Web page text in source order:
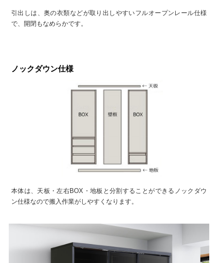
引出しは、奥の衣類などが取り出しやすいフルオープンレール仕様
で、開閉もなめらかです。
ノックダウン仕様
本体は、天板・左右BOX・地板と分割することができるノックダウ
ン仕様なので搬入作業がしやすくなります。